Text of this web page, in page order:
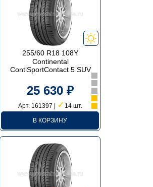
255/60 R18 108Y
Continental
ContiSportContact 5 SUV
25 630 ₽
Арт. 161397 | ✓ 14 шт.
В КОРЗИНУ